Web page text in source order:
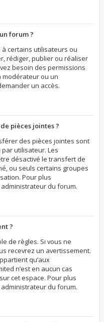
forum ?
certains utilisateurs ou
rédiger, publier ou réaliser
besoin des permissions
modérateur ou un
un accès.
pièces jointes ?
des pièces jointes sont
utilisateur. Les
désactivé le transfert de
ou seuls certains groupes
Pour plus
du forum.
?
de règles. Si vous ne
recevrez un avertissement.
qu’aux
n’est en aucun cas
cet espace. Pour plus
du forum.